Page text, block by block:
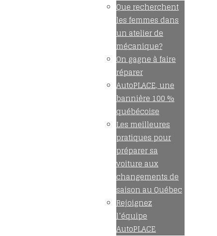
Que recherchent
les femmes dans
un atelier de
mécanique?
On gagne à faire
réparer
AutoPLACE, une
bannière 100 %
québécoise
Les meilleures
pratiques pour
préparer sa
voiture aux
changements de
saison au Québec
Rejoignez
l’équipe
AutoPLACE